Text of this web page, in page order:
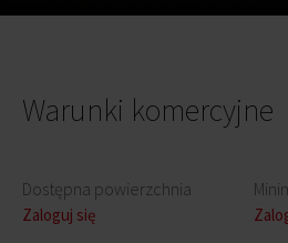
Warunki komercyjne
Dostępna powierzchnia
Zaloguj się